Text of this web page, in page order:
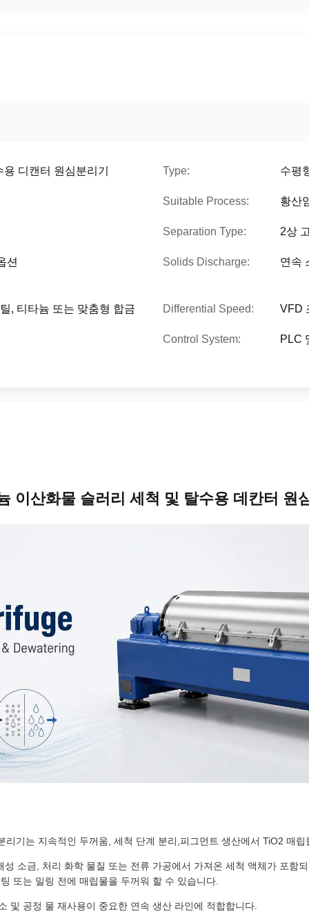
디캔터 원심분리기 Type: 수평
Suitable Process: 황산
Separation Type: 2상
션 Solids Discharge: 연속
, 티타늄 또는 맞춤형 합금 Differential Speed: VFD
Control System: PLC
이산화물 슬러리 세척 및 탈수용 데칸터 원
기는 지속적인 두꺼움, 세척 단계 분리,피그먼트 생산에서 TiO2 매
소금, 처리 화학 물질 또는 전류 가공에서 가져온 세척 액체가 포함
또는 밀링 전에 매립물을 두꺼워 할 수 있습니다.
및 공정 물 재사용이 중요한 연속 생산 라인에 적합합니다.